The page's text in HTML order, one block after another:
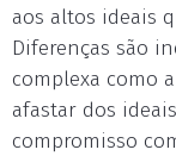
aos altos ideais
Diferenças são
complexa como
afastar dos
compromisso